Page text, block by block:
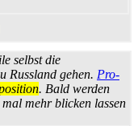
selbst die
Russland gehen. Pro-
. Bald werden
mehr blicken lassen